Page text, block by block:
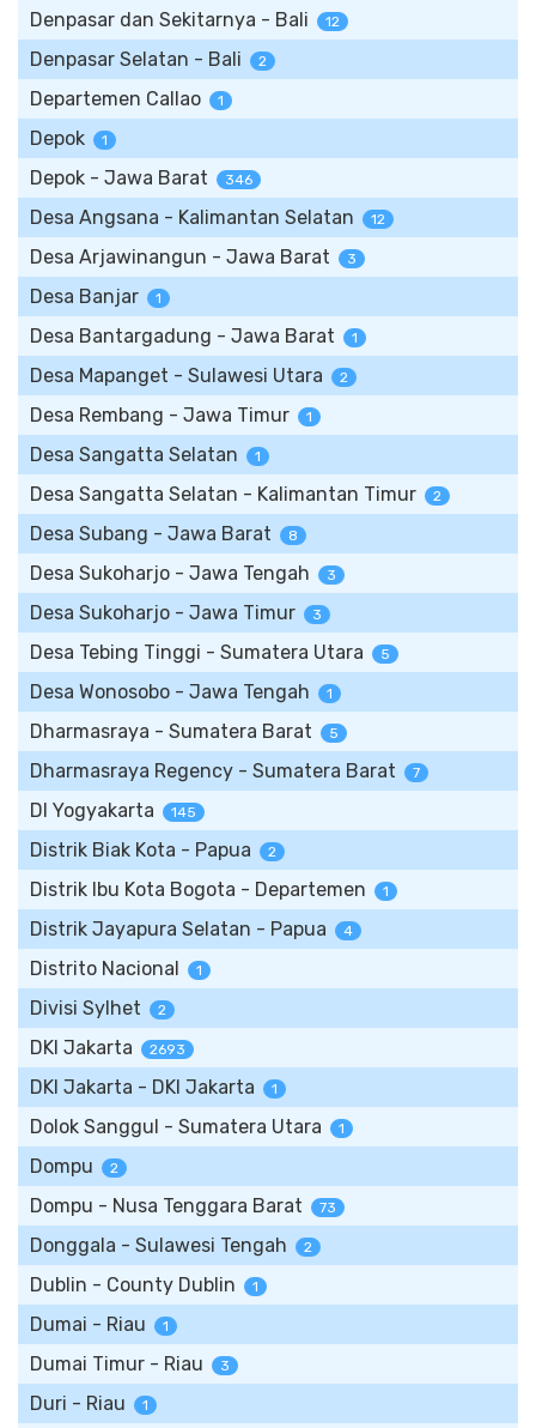
Denpasar dan Sekitarnya - Bali 12
Denpasar Selatan - Bali 2
Departemen Callao 1
Depok 1
Depok - Jawa Barat 346
Desa Angsana - Kalimantan Selatan 12
Desa Arjawinangun - Jawa Barat 3
Desa Banjar 1
Desa Bantargadung - Jawa Barat 1
Desa Mapanget - Sulawesi Utara 2
Desa Rembang - Jawa Timur 1
Desa Sangatta Selatan 1
Desa Sangatta Selatan - Kalimantan Timur 2
Desa Subang - Jawa Barat 8
Desa Sukoharjo - Jawa Tengah 3
Desa Sukoharjo - Jawa Timur 3
Desa Tebing Tinggi - Sumatera Utara 5
Desa Wonosobo - Jawa Tengah 1
Dharmasraya - Sumatera Barat 5
Dharmasraya Regency - Sumatera Barat 7
DI Yogyakarta 145
Distrik Biak Kota - Papua 2
Distrik Ibu Kota Bogota - Departemen 1
Distrik Jayapura Selatan - Papua 4
Distrito Nacional 1
Divisi Sylhet 2
DKI Jakarta 2693
DKI Jakarta - DKI Jakarta 1
Dolok Sanggul - Sumatera Utara 1
Dompu 2
Dompu - Nusa Tenggara Barat 73
Donggala - Sulawesi Tengah 2
Dublin - County Dublin 1
Dumai - Riau 1
Dumai Timur - Riau 3
Duri - Riau 1